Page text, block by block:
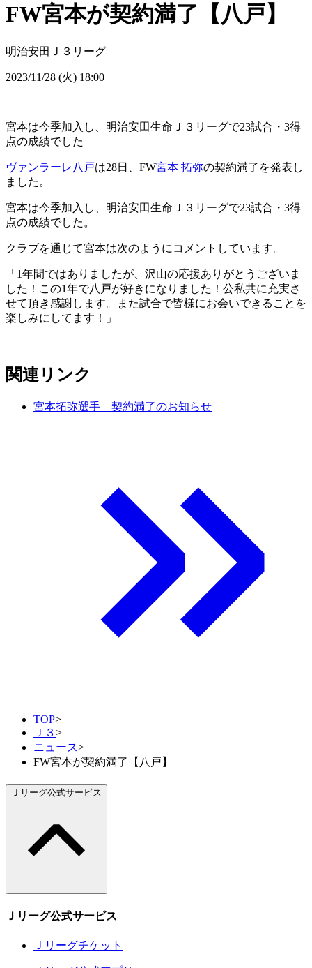
FW宮本が契約満了【八戸】
明治安田Ｊ３リーグ
2023/11/28 (火) 18:00
宮本は今季加入し、明治安田生命Ｊ３リーグで23試合・3得
点の成績でした
ヴァンラーレ八戸は28日、FW宮本 拓弥の契約満了を発表し
ました。
宮本は今季加入し、明治安田生命Ｊ３リーグで23試合・3得
点の成績でした。
クラブを通じて宮本は次のようにコメントしています。
「1年間ではありましたが、沢山の応援ありがとうございま
した！この1年で八戸が好きになりました！公私共に充実さ
せて頂き感謝します。また試合で皆様にお会いできることを
楽しみにしてます！」
関連リンク
宮本拓弥選手 契約満了のお知らせ
TOP>
Ｊ３>
ニュース>
FW宮本が契約満了【八戸】
Ｊリーグ公式サービス
Ｊリーグ公式サービス
Ｊリーグチケット